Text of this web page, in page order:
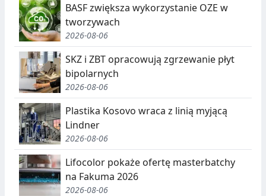
BASF zwiększa wykorzystanie OZE w
tworzywach
2026-08-06
SKZ i ZBT opracowują zgrzewanie płyt
bipolarnych
2026-08-06
Plastika Kosovo wraca z linią myjącą
Lindner
2026-08-06
Lifocolor pokaże ofertę masterbatchy
na Fakuma 2026
2026-08-06